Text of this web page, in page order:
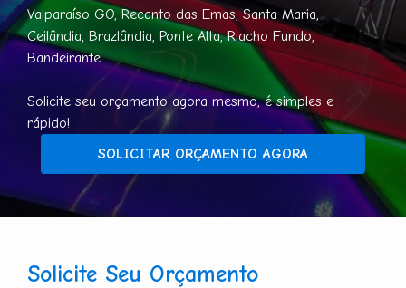
Valparaíso GO, Recanto das Emas, Santa Maria,
Ceilândia, Brazlândia, Ponte Alta, Riacho Fundo,
Bandeirante.
Solicite seu orçamento agora mesmo, é simples e
rápido!
SOLICITAR ORÇAMENTO AGORA
Solicite Seu Orçamento